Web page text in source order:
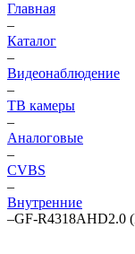
Главная
–
Каталог
–
Видеонаблюдение
–
ТВ камеры
–
Аналоговые
–
CVBS
–
Внутренние
–GF-R4318AHD2.0